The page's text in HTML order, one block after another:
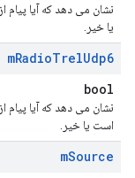
یا خیر.
mRadioTrelUdp6
bool
است یا خیر.
mSource